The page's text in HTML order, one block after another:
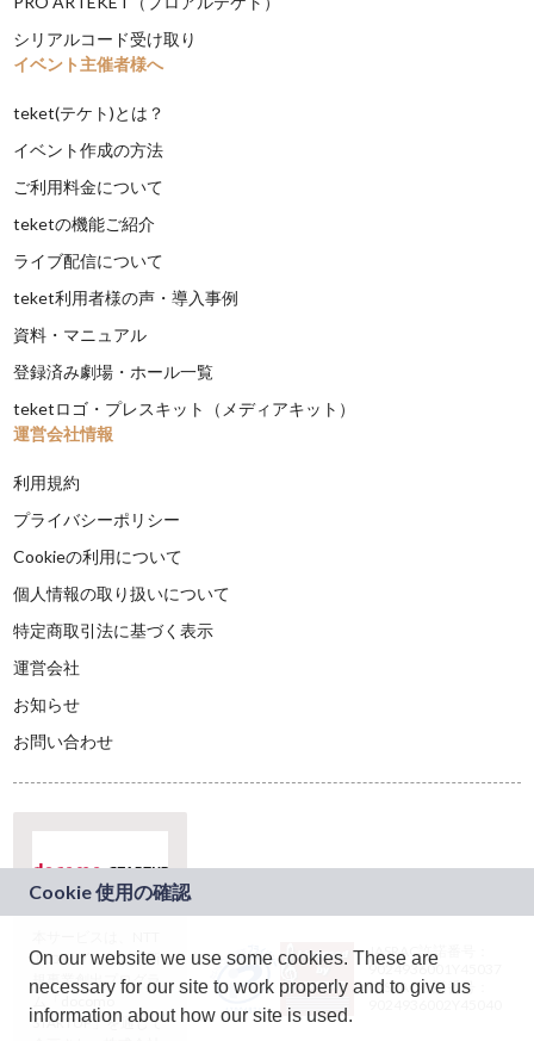
シリアルコード受け取り
イベント主催者様へ
teket(テケト)とは？
イベント作成の方法
ご利用料金について
teketの機能ご紹介
ライブ配信について
teket利用者様の声・導入事例
資料・マニュアル
登録済み劇場・ホール一覧
teketロゴ・プレスキット（メディアキット）
運営会社情報
利用規約
プライバシーポリシー
Cookieの利用について
個人情報の取り扱いについて
特定商取引法に基づく表示
運営会社
お知らせ
お問い合わせ
ドコモグループの新
規事業創出プログラ
ム「docomo
STARTUP」を通じて
JASRAC許諾番号：
9024936001Y45037
JASRAC許諾番号：
On our website we use some cookies. These are
necessary for our site to work properly and to give us
information about how our site is used.